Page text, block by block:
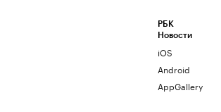
РБК
Новости
iOS
Android
AppGallery